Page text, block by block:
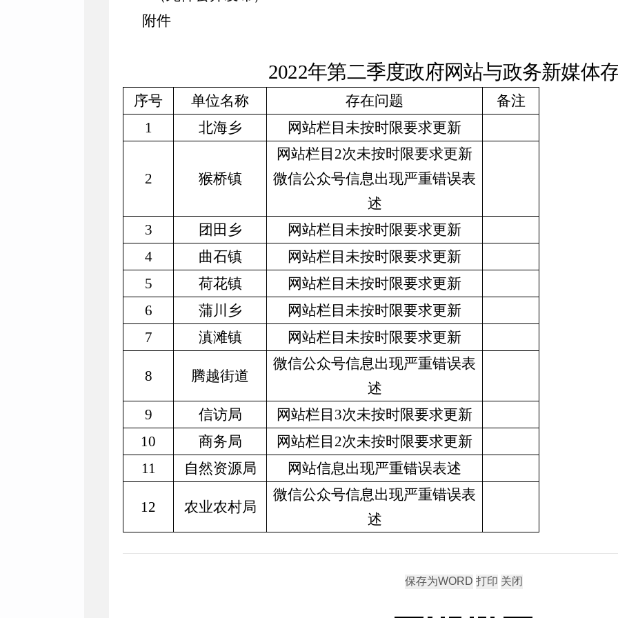
附件
2022年第二季度政府网站与政务新媒体
序号 单位名称 存在问题
备注
1
北海乡 网站栏目未按时限要求更新
2 猴桥镇
网站栏目 2次未按时限要求更新
微信公众号信息出现严重错误表
述
3
团田乡
网站栏目未按时限要求更新
4
曲石镇
网站栏目未按时限要求更新
5
荷花镇
网站栏目未按时限要求更新
6
蒲川乡
网站栏目未按时限要求更新
7
滇滩镇 网站栏目未按时限要求更新
8 腾越街道
微信公众号信息出现严重错误表
述
9
信访局 网站栏目 3次未按时限要求更新
10
商务局 网站栏目 2次未按时限要求更新
11
自然资源局 网站信息出现严重错误表述
12 农业农村局
微信公众号信息出现严重错误表
述